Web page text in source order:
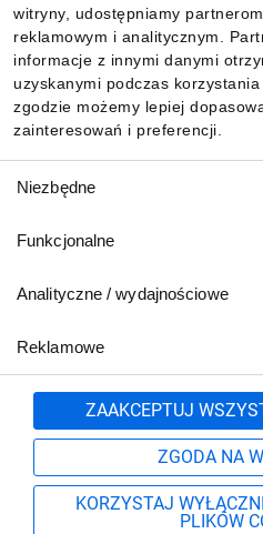
witryny, udostępniamy partnerom
reklamowym i analitycznym.
informacje z innymi danymi
uzyskanymi podczas
zgodzie możemy lepiej
zainteresowań i preferencji.
zgody
Niezbędne
Funkcjonalne
Analityczne / wydajnościowe
Reklamowe
ZAAKCEPTUJ
ZGODA NA
KORZYSTAJ
PLIKÓW
Pobierz naszą
801 500 700 lub
Formularz